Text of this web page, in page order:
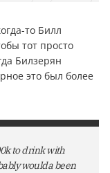
то Билл
тот просто
Билзерян
это был более
to drink with
woulda been